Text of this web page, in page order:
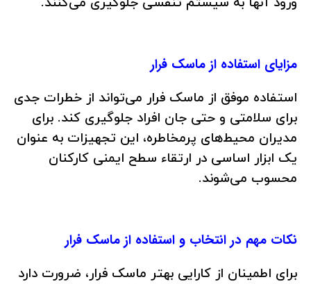
مزایای استفاده از ماسک فرار
استفاده موفق از ماسک‌ فرار می‌تواند از خطرات جدی
برای سلامتی و حتی جان افراد جلوگیری کند. برای
مدیران محیط‌های پرمخاطره، این تجهیزات به عنوان
یک ابزار اساسی در ارتقاء سطح ایمنی کارکنان
محسوب می‌شوند.
نکات مهم در انتخاب و استفاده از ماسک فرار
برای اطمینان از کارایی بهتر ماسک فرار، ضرورت دارد